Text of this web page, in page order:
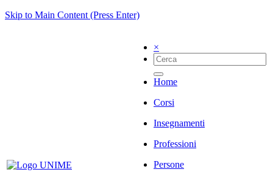
Skip to Main Content (Press Enter)
×
Home
Corsi
Insegnamenti
Professioni
Persone